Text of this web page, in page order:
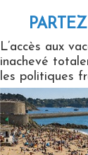
PARTEZ
L’accès aux
inachevé
les politiques